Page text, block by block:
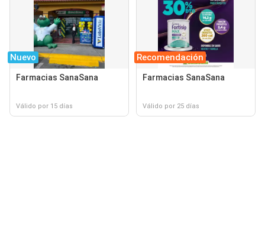
Nuevo
Farmacias SanaSana
Válido por 15 días
Recomendación
Farmacias SanaSana
Válido por 25 días